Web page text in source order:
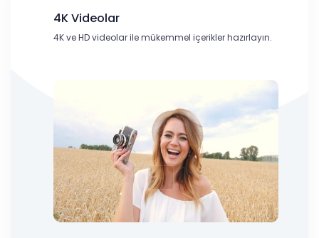
4K Videolar
4K ve HD videolar ile mükemmel içerikler hazırlayın.